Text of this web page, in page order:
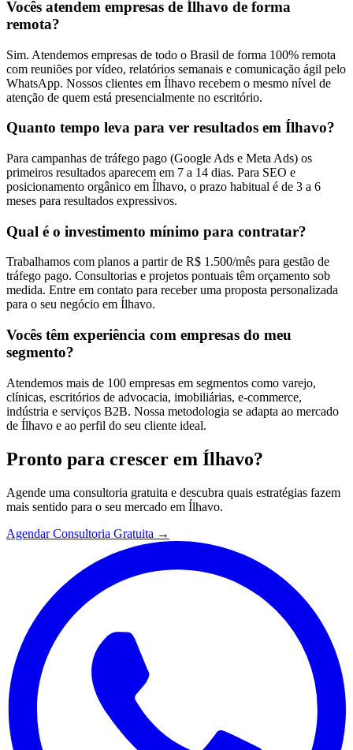
Vocês atendem empresas de Ílhavo de forma
remota?
Sim. Atendemos empresas de todo o Brasil de forma 100% remota
com reuniões por vídeo, relatórios semanais e comunicação ágil pelo
WhatsApp. Nossos clientes em Ílhavo recebem o mesmo nível de
atenção de quem está presencialmente no escritório.
Quanto tempo leva para ver resultados em Ílhavo?
Para campanhas de tráfego pago (Google Ads e Meta Ads) os
primeiros resultados aparecem em 7 a 14 dias. Para SEO e
posicionamento orgânico em Ílhavo, o prazo habitual é de 3 a 6
meses para resultados expressivos.
Qual é o investimento mínimo para contratar?
Trabalhamos com planos a partir de R$ 1.500/mês para gestão de
tráfego pago. Consultorias e projetos pontuais têm orçamento sob
medida. Entre em contato para receber uma proposta personalizada
para o seu negócio em Ílhavo.
Vocês têm experiência com empresas do meu
segmento?
Atendemos mais de 100 empresas em segmentos como varejo,
clínicas, escritórios de advocacia, imobiliárias, e-commerce,
indústria e serviços B2B. Nossa metodologia se adapta ao mercado
de Ílhavo e ao perfil do seu cliente ideal.
Pronto para crescer em Ílhavo?
Agende uma consultoria gratuita e descubra quais estratégias fazem
mais sentido para o seu mercado em Ílhavo.
Agendar Consultoria Gratuita →